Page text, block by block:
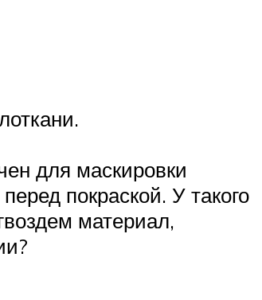
для маскировки
покраской. У такого
материал,